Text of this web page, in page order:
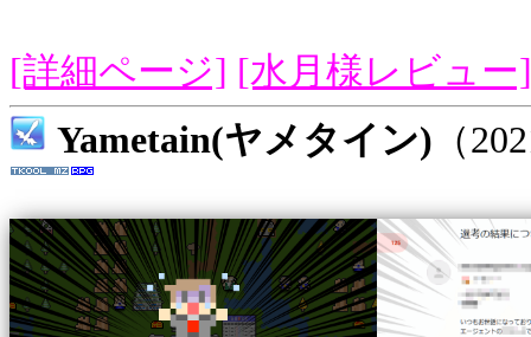
[詳細ページ] [水月様レビュー]
Yametain(ヤメタイン) （